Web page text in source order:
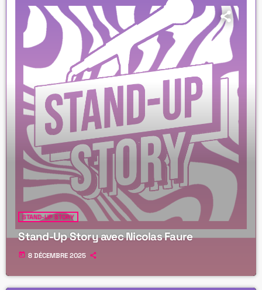
STAND-UP STORY
Stand-Up Story avec Nicolas Faure
today 8 DÉCEMBRE 2025